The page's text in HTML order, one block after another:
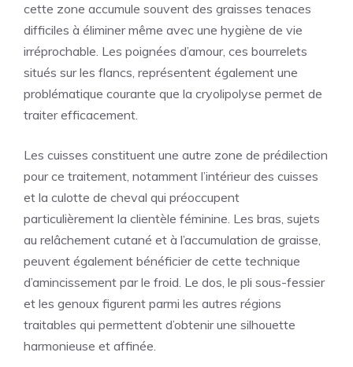
cette zone accumule souvent des graisses tenaces
difficiles à éliminer même avec une hygiène de vie
irréprochable. Les poignées d’amour, ces bourrelets
situés sur les flancs, représentent également une
problématique courante que la cryolipolyse permet de
traiter efficacement.
Les cuisses constituent une autre zone de prédilection
pour ce traitement, notamment l’intérieur des cuisses
et la culotte de cheval qui préoccupent
particulièrement la clientèle féminine. Les bras, sujets
au relâchement cutané et à l’accumulation de graisse,
peuvent également bénéficier de cette technique
d’amincissement par le froid. Le dos, le pli sous-fessier
et les genoux figurent parmi les autres régions
traitables qui permettent d’obtenir une silhouette
harmonieuse et affinée.